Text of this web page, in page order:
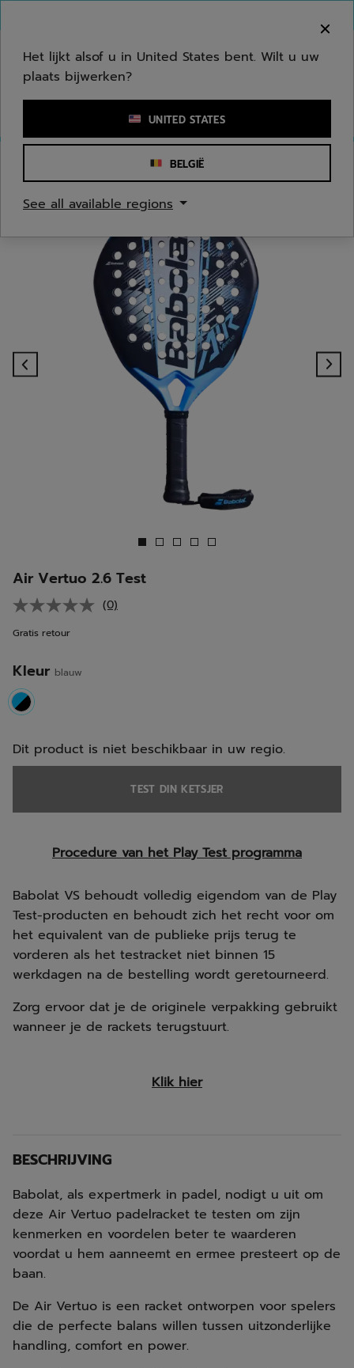
Een zoekwoord of een artikelnummer invoeren
Air Vertuo 2.6 Test
Geen
(0)
Gratis retour
Kleur blauw
selected
Dit product is niet beschikbaar in uw regio.
TEST DIN KETSJER
Procedure van het Play Test programma
Babolat VS behoudt volledig eigendom van de Play
Test-producten en behoudt zich het recht voor om
het equivalent van de publieke prijs terug te
vorderen als het testracket niet binnen 15
werkdagen na de bestelling wordt geretourneerd.
Zorg ervoor dat je de originele verpakking gebruikt
wanneer je de rackets terugstuurt.
Klik hier
BESCHRIJVING
Babolat, als expertmerk in padel, nodigt u uit om
deze Air Vertuo padelracket te testen om zijn
kenmerken en voordelen beter te waarderen
voordat u hem aanneemt en ermee presteert op de
baan.
De Air Vertuo is een racket ontworpen voor spelers
die de perfecte balans willen tussen uitzonderlijke
handling, comfort en power.
Het lijkt alsof u in United States bent. Wilt u uw
plaats bijwerken?
UNITED STATES
BELGIË
See all available regions